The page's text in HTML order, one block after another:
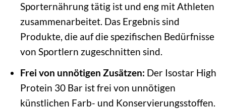
Sporternährung tätig ist und eng mit Athleten
zusammenarbeitet. Das Ergebnis sind
Produkte, die auf die spezifischen Bedürfnisse
von Sportlern zugeschnitten sind.
Frei von unnötigen Zusätzen: Der Isostar High
Protein 30 Bar ist frei von unnötigen
künstlichen Farb- und Konservierungsstoffen.